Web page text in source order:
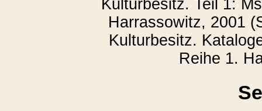
Kulturbesitz. Teil 1:
Harrassowitz, 2001
Kulturbesitz.
Reihe 1.